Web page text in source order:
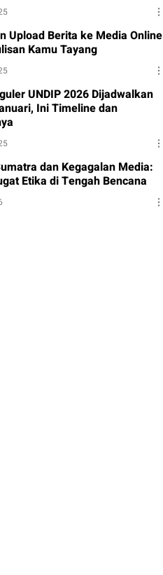
Upload Berita ke Media Online
Kamu Tayang
UNDIP 2026 Dijadwalkan
Ini Timeline dan
dan Kegagalan Media:
Etika di Tengah Bencana